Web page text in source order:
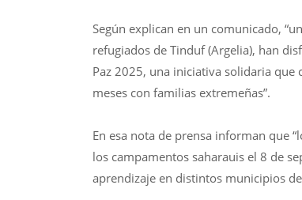
Según explican en un comunicado,
refugiados de Tinduf (Argelia), han
Paz 2025, una iniciativa solidaria
meses con familias extremeñas”.
En esa nota de prensa informan que
los campamentos saharauis el 8 de
aprendizaje en distintos municipios